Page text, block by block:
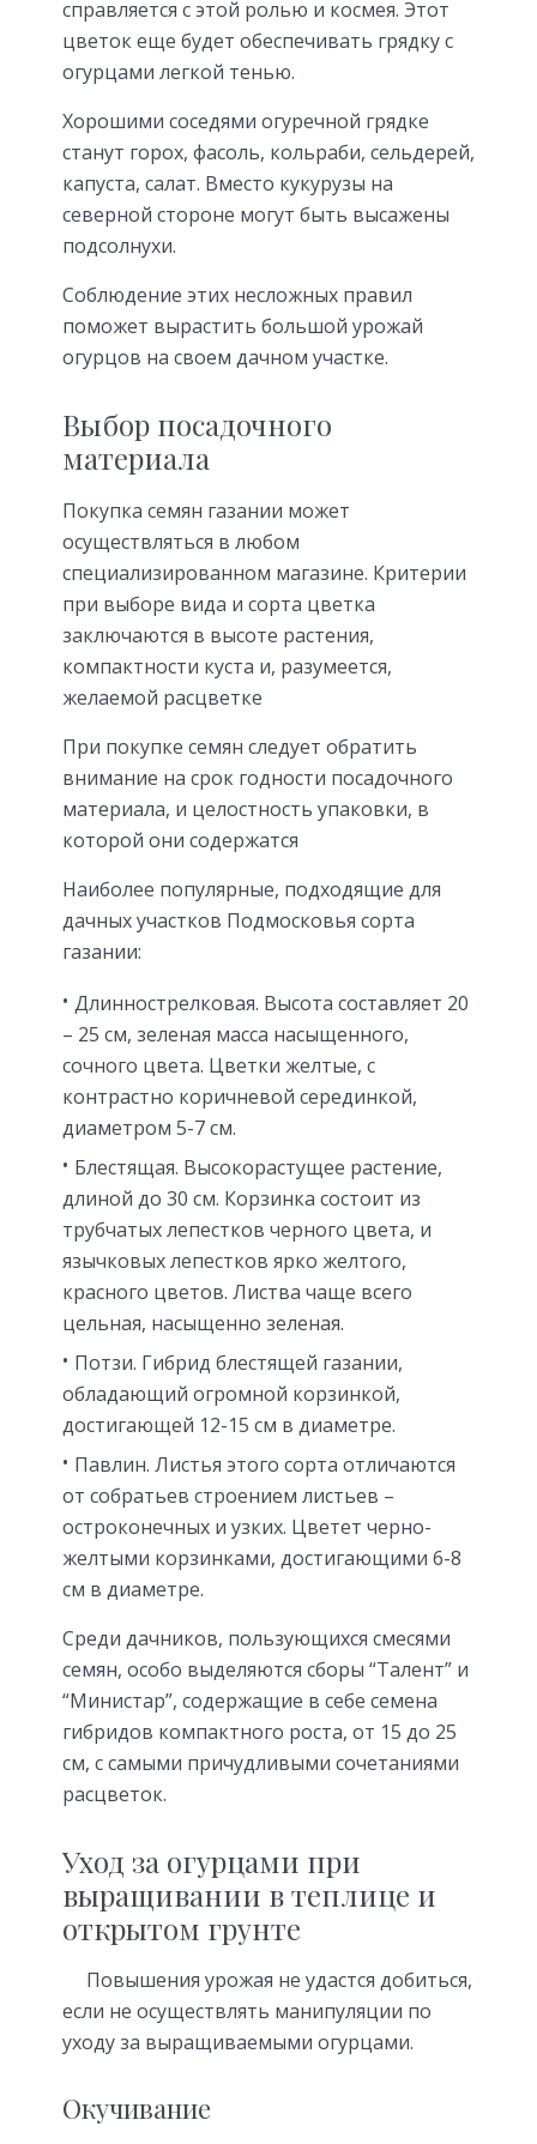
справляется с этой ролью и космея. Этот
цветок еще будет обеспечивать грядку с
огурцами легкой тенью.
Хорошими соседями огуречной грядке
станут горох, фасоль, кольраби, сельдерей,
капуста, салат. Вместо кукурузы на
северной стороне могут быть высажены
подсолнухи.
Соблюдение этих несложных правил
поможет вырастить большой урожай
огурцов на своем дачном участке.
Выбор посадочного
материала
Покупка семян газании может
осуществляться в любом
специализированном магазине. Критерии
при выборе вида и сорта цветка
заключаются в высоте растения,
компактности куста и, разумеется,
желаемой расцветке
При покупке семян следует обратить
внимание на срок годности посадочного
материала, и целостность упаковки, в
которой они содержатся
Наиболее популярные, подходящие для
дачных участков Подмосковья сорта
газании:
Длиннострелковая. Высота составляет 20
– 25 см, зеленая масса насыщенного,
сочного цвета. Цветки желтые, с
контрастно коричневой серединкой,
диаметром 5-7 см.
Блестящая. Высокорастущее растение,
длиной до 30 см. Корзинка состоит из
трубчатых лепестков черного цвета, и
язычковых лепестков ярко желтого,
красного цветов. Листва чаще всего
цельная, насыщенно зеленая.
Потзи. Гибрид блестящей газании,
обладающий огромной корзинкой,
достигающей 12-15 см в диаметре.
Павлин. Листья этого сорта отличаются
от собратьев строением листьев –
остроконечных и узких. Цветет черно-
желтыми корзинками, достигающими 6-8
см в диаметре.
Среди дачников, пользующихся смесями
семян, особо выделяются сборы “Талент” и
“Министар”, содержащие в себе семена
гибридов компактного роста, от 15 до 25
см, с самыми причудливыми сочетаниями
расцветок.
Уход за огурцами при
выращивании в теплице и
открытом грунте
Повышения урожая не удастся добиться,
если не осуществлять манипуляции по
уходу за выращиваемыми огурцами.
Окучивание